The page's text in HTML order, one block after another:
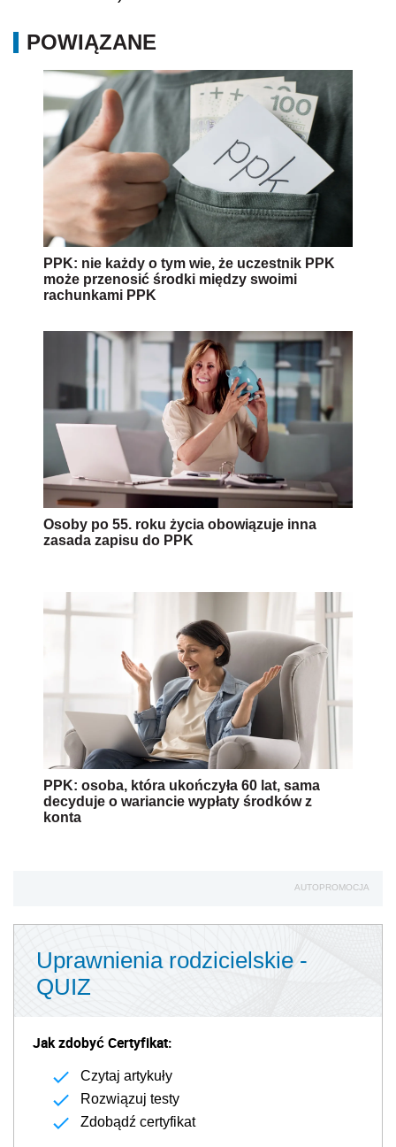
POWIĄZANE
PPK: nie każdy o tym wie, że uczestnik PPK
może przenosić środki między swoimi
rachunkami PPK
Osoby po 55. roku życia obowiązuje inna
zasada zapisu do PPK
PPK: osoba, która ukończyła 60 lat, sama
decyduje o wariancie wypłaty środków z
konta
AUTOPROMOCJA
Uprawnienia rodzicielskie -
QUIZ
Jak zdobyć Certyfikat:
Czytaj artykuły
Rozwiązuj testy
Zdobądź certyfikat